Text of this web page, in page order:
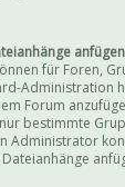
für Foren,
Administration
Forum
bestimmte
Administrator